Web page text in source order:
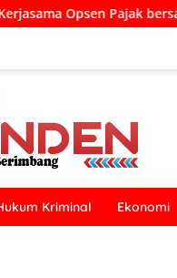
Gubernur NTT
Kriminal Ekonomi